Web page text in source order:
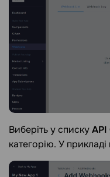
Виберіть у списку
категорію. У прикладі